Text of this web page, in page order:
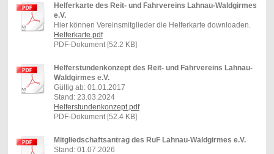
Helferkarte des Reit- und Fahrvereins Lahnau-Waldgirmes
e.V.
Hier können Vereinsmitglieder die Helferkarte downloaden.
Helferkarte.pdf
PDF-Dokument [52.2 KB]
Helferstundenkonzept des Reit- und Fahrvereins Lahnau-
Waldgirmes e.V.
Gültig ab: 01.01.2017
Stand: 23.03.2024
Helferstundenkonzept.pdf
PDF-Dokument [52.4 KB]
Mitgliedschaftsantrag des RuF Lahnau-Waldgirmes e.V.
Stand: 01.07.2026